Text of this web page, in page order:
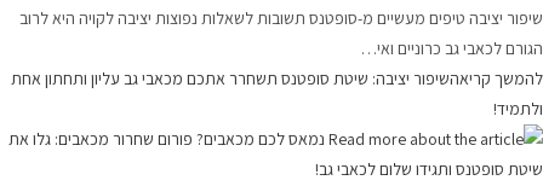
שיפור יציבה טיפים מעשיים מ-סופטנס תשובות לשאלות נפוצות יציבה לקויה היא לרוב
הגורם לכאבי גב כרוניים ואי…
להמשך קריאהשיפור יציבה: שיטת סופטנס תשחרר אתכם מכאבי גב עליון ותחתון אחת
ולתמיד!